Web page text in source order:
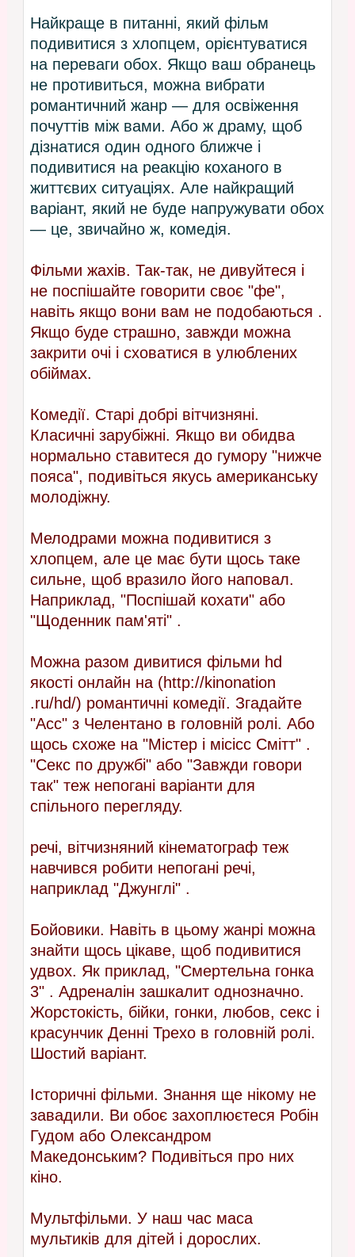
Найкраще в питанні, який фільм
подивитися з хлопцем, орієнтуватися
на переваги обох. Якщо ваш обранець
не противиться, можна вибрати
романтичний жанр — для освіження
почуттів між вами. Або ж драму, щоб
дізнатися один одного ближче і
подивитися на реакцію коханого в
життєвих ситуаціях. Але найкращий
варіант, який не буде напружувати обох
— це, звичайно ж, комедія.
Фільми жахів. Так-так, не дивуйтеся і
не поспішайте говорити своє "фе",
навіть якщо вони вам не подобаються .
Якщо буде страшно, завжди можна
закрити очі і сховатися в улюблених
обіймах.
Комедії. Старі добрі вітчизняні.
Класичні зарубіжні. Якщо ви обидва
нормально ставитеся до гумору "нижче
пояса", подивіться якусь американську
молодіжну.
Мелодрами можна подивитися з
хлопцем, але це має бути щось таке
сильне, щоб вразило його наповал.
Наприклад, "Поспішай кохати" або
"Щоденник пам'яті" .
Можна разом дивитися фільми hd
якості онлайн на (http://kinonation
.ru/hd/) романтичні комедії. Згадайте
"Асс" з Челентано в головній ролі. Або
щось схоже на "Містер і місісс Смітт" .
"Секс по дружбі" або "Завжди говори
так" теж непогані варіанти для
спільного перегляду.
речі, вітчизняний кінематограф теж
навчився робити непогані речі,
наприклад "Джунглі" .
Бойовики. Навіть в цьому жанрі можна
знайти щось цікаве, щоб подивитися
удвох. Як приклад, "Смертельна гонка
3" . Адреналін зашкалит однозначно.
Жорстокість, бійки, гонки, любов, секс і
красунчик Денні Трехо в головній ролі.
Шостий варіант.
Історичні фільми. Знання ще нікому не
завадили. Ви обоє захоплюєтеся Робін
Гудом або Олександром
Македонським? Подивіться про них
кіно.
Мультфільми. У наш час маса
мультиків для дітей і дорослих.